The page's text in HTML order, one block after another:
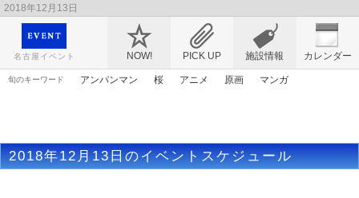
2018年12月13日
映画や音楽コンサート、レジャーやアート、テレビ、ショップ、出会い、転職まで名古
屋のイベント情報を幅広く掲載
名古屋イベント NOW! PICK UP カレンダー
施設情報
旬のキーワード アンパンマン 桜 アニメ 原画
マンガ
2018年12月13日のイベントスケジュール